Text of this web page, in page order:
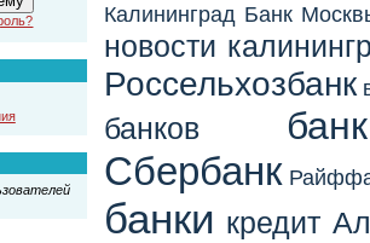
Калининград Банк
новости
Россельхозбанк
банков
Сбербанк
банки кредит